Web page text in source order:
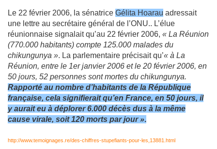
Le 22 février 2006, la sénatrice Gélita Hoarau adressait
une lettre au secrétaire général de l’ONU.. L’élue
réunionnaise signalait qu’au 22 février 2006, « La Réunion
(770.000 habitants) compte 125.000 malades du
chikungunya ». La parlementaire précisait qu’« à La
Réunion, entre le 1er janvier 2006 et le 20 février 2006, en
50 jours, 52 personnes sont mortes du chikungunya.
Rapporté au nombre d’habitants de la République
française, cela signifierait qu’en France, en 50 jours, il
y aurait eu à déplorer 6.000 décès dus à la même
cause virale, soit 120 morts par jour ».
http://www.temoignages.re/des-chiffres-stupefiants-pour-les,13881.html